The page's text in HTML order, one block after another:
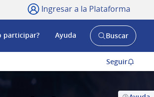
Ingresar a la Plataforma
participar? Ayuda
AbrirBuscar
Seguir